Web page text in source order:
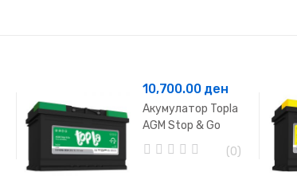
10,700.00 ден
Акумулатор Topla
AGM Stop & Go
80Ah
(0)